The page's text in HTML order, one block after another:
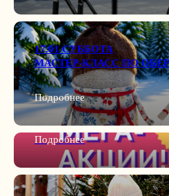
17.01 СУББОТА
МАСТЕР-КЛАСС ПО
Подробнее
Подробнее